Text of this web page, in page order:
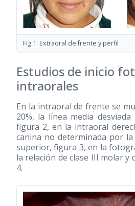
Fig 1. Extraoral de frente y perfil
Estudios de inicio
intraorales
En la intraoral de frente se
20%, la línea media
figura 2, en la intraoral
canina no determinada por
superior, figura 3, en la
la relación de clase III molar y
4.